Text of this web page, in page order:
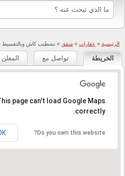
الرئيسية » عقارات » شقق » تشطيب كاش
الخريطة تواصل مع المعلن
page can't load Google Maps
correctly.
Do you own this website?
المعذرة، العنوان عير موجود .